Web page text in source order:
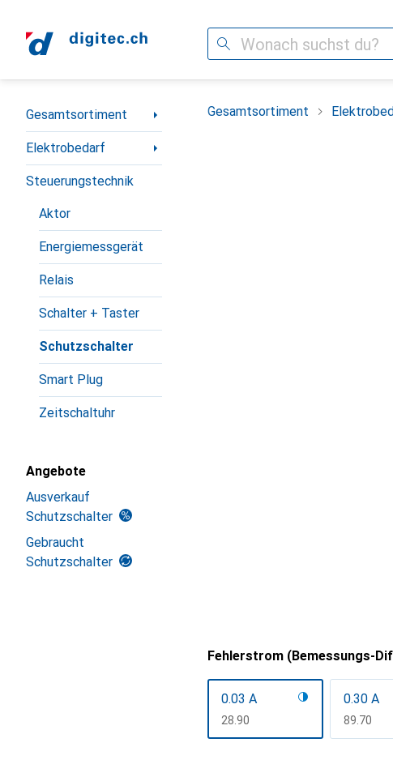
Suche
Navigation nach Kategorien
Gesamtsortiment
Elektrobedarf
Steuerungstechnik
Aktor
Energiemessgerät
Relais
Schalter + Taster
Schutzschalter
Smart Plug
Zeitschaltuhr
Angebote
Ausverkauf
Schutzschalter
Gebraucht
Schutzschalter
Gesamtsortiment
Fehlerstrom (Bemessungs-
0.03 A
CHF
28.90
0.30 A
CHF
89.70